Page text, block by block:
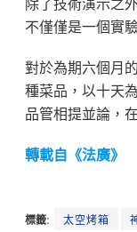
除了技術演示之
不僅僅是一個實
對於為期六個月
種菜品，以十天
品管相提並論，
轉載自《法廣》
標籤: 太空烤箱